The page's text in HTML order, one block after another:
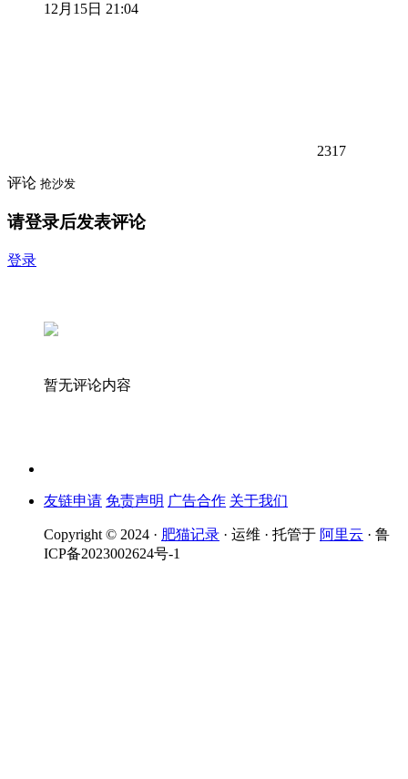
12月15日 21:04
2317
评论 抢沙发
请登录后发表评论
登录
暂无评论内容
友链申请 免责声明 广告合作 关于我们
Copyright © 2024 · 肥猫记录 · 运维 · 托管于 阿里云 · 鲁
ICP备2023002624号-1